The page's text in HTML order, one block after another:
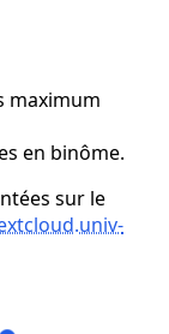
maximum
en binôme.
sur le